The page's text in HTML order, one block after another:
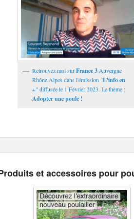
Retrouvez moi surFrance 3Auvergne
Rhône Alpes dans l'émission "L'info en
+" diffusée le 1 Février 2023. Le thème :
Adopter une poule !
et accessoires pour